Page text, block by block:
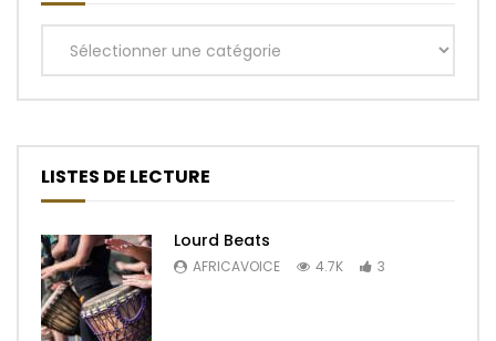
Catégories
LISTES DE LECTURE
Lourd Beats
AFRICAVOICE 4.7K 3